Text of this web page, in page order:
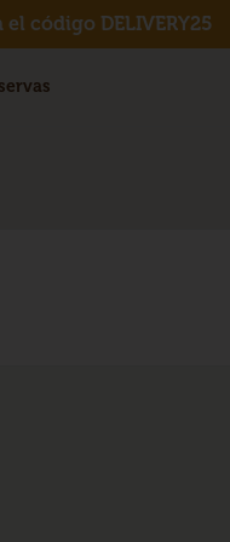
el código DELIVERY25